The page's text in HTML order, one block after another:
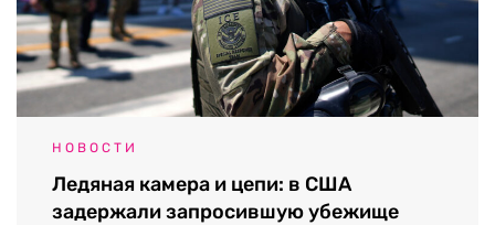
НОВОСТИ
Ледяная камера и цепи: в США
задержали запросившую убежище